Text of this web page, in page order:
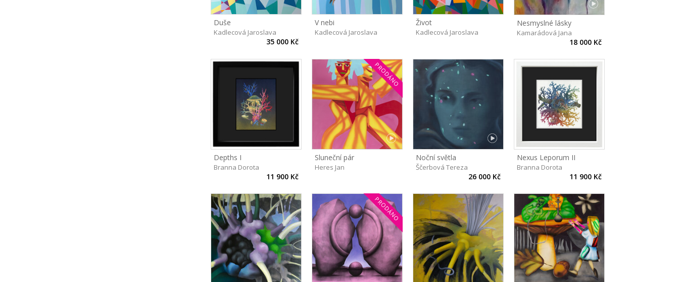
Duše
Kadlecová Jaroslava
35 000 Kč
V nebi
Kadlecová Jaroslava
Život
Kadlecová Jaroslava
Nesmyslné lásky
Kamarádová Jana
18 000 Kč
Depths I
Branna Dorota
11 900 Kč
PRODÁNO
Sluneční pár
Heres Jan
Noční světla
Ščerbová Tereza
26 000 Kč
Nexus Leporum II
Branna Dorota
11 900 Kč
PRODÁNO